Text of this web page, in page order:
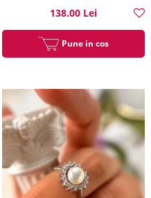
138.00 Lei
Pune in cos